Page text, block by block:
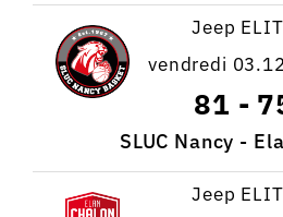
Jeep
vendredi
81 -
SLUC Nancy -
Jeep